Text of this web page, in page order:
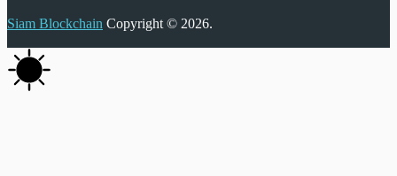
Siam Blockchain Copyright © 2026.